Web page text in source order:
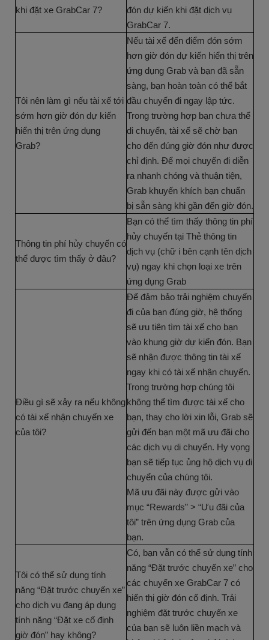
khi đặt xe GrabCar 7?
đón dự kiến khi đặt dịch vụ
GrabCar 7.
Tôi nên làm gì nếu tài xế tới
sớm hơn giờ đón dự kiến
hiển thị trên ứng dụng
Grab?
Nếu tài xế đến điểm đón sớm
hơn giờ đón dự kiến hiển thị trên
ứng dụng Grab và bạn đã sẵn
sàng, bạn hoàn toàn có thể bắt
đầu chuyến đi ngay lập tức.
Trong trường hợp bạn chưa thể
di chuyển, tài xế sẽ chờ bạn
cho đến đúng giờ đón như được
chỉ định. Để mọi chuyến đi diễn
ra nhanh chóng và thuận tiện,
Grab khuyến khích bạn chuẩn
bị sẵn sàng khi gần đến giờ đón.
Thông tin phí hủy chuyến có
thể được tìm thấy ở đâu?
Bạn có thể tìm thấy thông tin phí
hủy chuyến tại Thẻ thông tin
dịch vụ (chữ i bên cạnh tên dịch
vụ) ngay khi chọn loại xe trên
ứng dụng Grab
Điều gì sẽ xảy ra nếu không
có tài xế nhận chuyến xe
của tôi?
Để đảm bảo trải nghiệm chuyến
đi của bạn đúng giờ, hệ thống
sẽ ưu tiên tìm tài xế cho bạn
vào khung giờ dự kiến đón. Bạn
sẽ nhận được thông tin tài xế
ngay khi có tài xế nhận chuyến.
Trong trường hợp chúng tôi
không thể tìm được tài xế cho
bạn, thay cho lời xin lỗi, Grab sẽ
gửi đến bạn một mã ưu đãi cho
các dịch vụ di chuyển. Hy vọng
bạn sẽ tiếp tục ủng hộ dịch vụ di
chuyển của chúng tôi.
Mã ưu đãi này được gửi vào
mục “Rewards” > “Ưu đãi của
tôi” trên ứng dụng Grab của
bạn.
Tôi có thể sử dụng tính
năng “Đặt trước chuyến xe”
cho dịch vụ đang áp dụng
tính năng “Đặt xe cố định
giờ đón” hay không?
Có, bạn vẫn có thể sử dụng tính
năng “Đặt trước chuyến xe” cho
các chuyến xe GrabCar 7 có
hiển thị giờ đón cố định. Trải
nghiệm đặt trước chuyến xe
của bạn sẽ luôn liền mạch và